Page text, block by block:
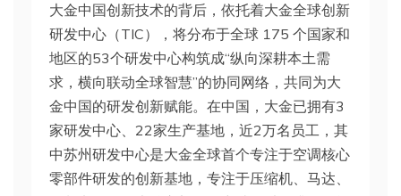
大金中国创新技术的背后，依托着大金全球创新
研发中心（TIC），将分布于全球 175 个国家和
地区的53个研发中心构筑成“纵向深耕本土需
求，横向联动全球智慧”的协同网络，共同为大
金中国的研发创新赋能。在中国，大金已拥有3
家研发中心、22家生产基地，近2万名员工，其
中苏州研发中心是大金全球首个专注于空调核心
零部件研发的创新基地，专注于压缩机、马达、